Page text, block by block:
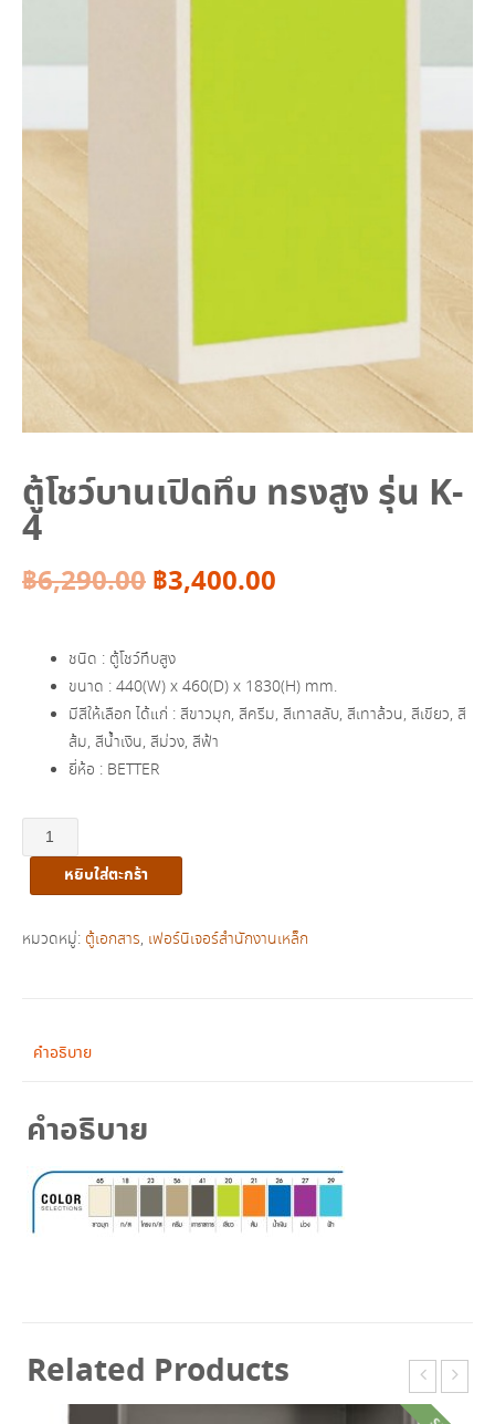
ตู้โชว์บานเปิดทึบ ทรงสูง รุ่น K-
4
฿6,290.00Original
was:
฿6,290.00.
฿3,400.00
is:
฿3,400.00.
ชนิด : ตู้โชว์ทึบสูง
ขนาด : 440(W) x 460(D) x 1830(H) mm.
มีสีให้เลือก ได้แก่ : สีขาวมุก, สีครีม, สีเทาสลับ, สีเทาล้วน, สีเขียว, สี
ส้ม, สีน้ำเงิน, สีม่วง, สีฟ้า
ยี่ห้อ : BETTER
จำนวน
ตู้
เปิด
รุ่น
ชิ้น
หยิบใส่ตะกร้า
หมวดหมู่: ตู้เอกสาร, เฟอร์นิเจอร์สำนักงานเหล็ก
คำอธิบาย
คำอธิบาย
Related Products